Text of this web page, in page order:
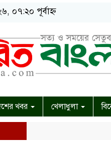
০৭:২০ পূর্বাহ্ন
খবর খেলাধুলা